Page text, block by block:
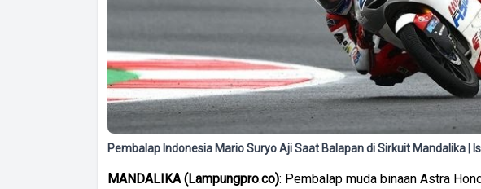
Pembalap Indonesia Mario Suryo Aji Saat Balapan di Sirkuit Mandalika |
MANDALIKA (Lampungpro.co): Pembalap muda binaan Astra